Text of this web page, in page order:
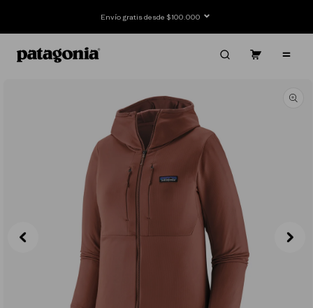
Envío gratis desde $100.000
Carrito